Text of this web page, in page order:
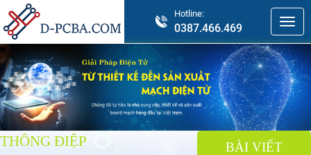
Hotline:
0387.466.469
THÔNG ĐIỆP
BÀI VIẾT